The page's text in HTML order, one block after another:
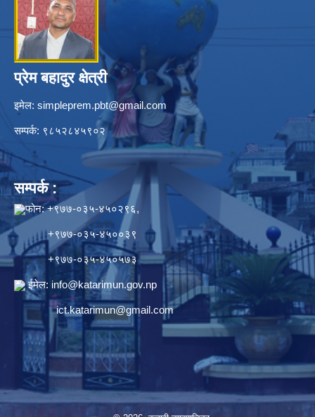
प्रेम बहादुर क्षेत्री
इमेल: simpleprem.pbt@gmail.com
सम्पर्क: ९८५२८४५९०२
सम्पर्क :
फोन: +९७७-०३५-४५०२९६,
+९७७-०३५-४५००३९
+९७७-०३५-४५०५७३
ईमेल: info@katarimun.gov.np
ict.katarimun@gmail.com